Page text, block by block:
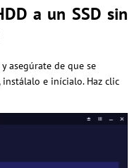
a un SSD sin
asegúrate de que se
instálalo e inícialo. Haz clic